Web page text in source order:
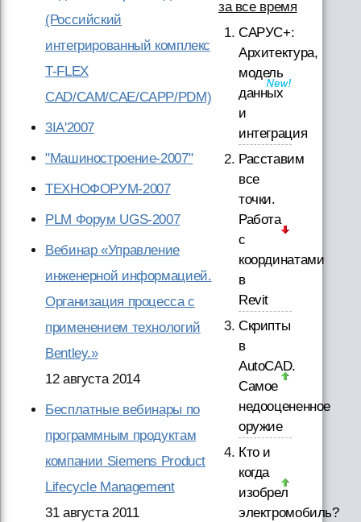
(Российский
интегрированный комплекс
T-FLEX
CAD/CAM/CAE/CAPP/PDM)
3IA'2007
"Машиностроение-2007"
ТЕХНОФОРУМ-2007
PLM Форум UGS-2007
Вебинар «Управление
инженерной информацией.
Организация процесса с
применением технологий
Bentley.»
12 августа 2014
Бесплатные вебинары по
программным продуктам
компании Siemens Product
Lifecycle Management
31 августа 2011
за все время
САРУС+:
Архитектура,
модель
данных
и
интеграция
Расставим
все
точки.
Работа
с
координатами
в
Revit
Скрипты
в
AutoCAD.
Самое
недооцененное
оружие
Кто и
когда
изобрел
электромобиль?